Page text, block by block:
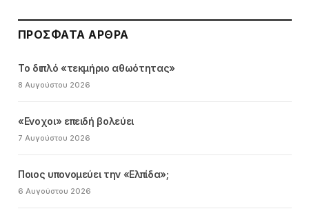
ΠΡΌΣΦΑΤΑ ΆΡΘΡΑ
Το διπλό «τεκμήριο αθωότητας»
8 Αυγούστου 2026
«Ενοχοι» επειδή βολεύει
7 Αυγούστου 2026
Ποιος υπονομεύει την «Ελπίδα»;
6 Αυγούστου 2026